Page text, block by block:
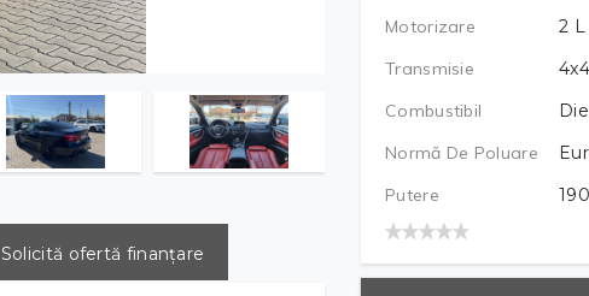
Solicită ofertă finanțare
Motorizare
2 L
Transmisie
4x4
Combustibil
Normă De Poluare
Putere
190